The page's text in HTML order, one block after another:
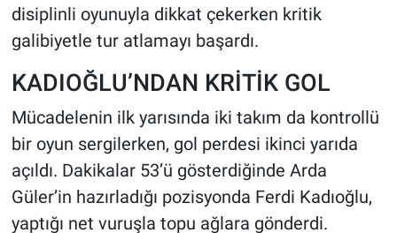
disiplinli oyunuyla dikkat çekerken kritik
galibiyetle tur atlamayı başardı.
KADIOĞLU’NDAN KRİTİK GOL
Mücadelenin ilk yarısında iki takım da kontrollü
bir oyun sergilerken, gol perdesi ikinci yarıda
açıldı. Dakikalar 53’ü gösterdiğinde Arda
Güler’in hazırladığı pozisyonda Ferdi Kadıoğlu,
yaptığı net vuruşla topu ağlara gönderdi.
MAGAZİN
Bilim, Teknoloji